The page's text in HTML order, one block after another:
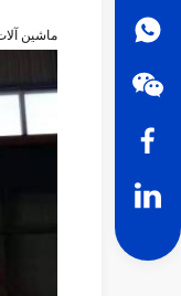
ماشین